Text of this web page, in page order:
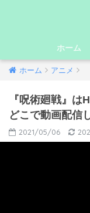
ホーム
ホーム アニメ
『呪術廻戦』
どこで動画配信
2021/05/06